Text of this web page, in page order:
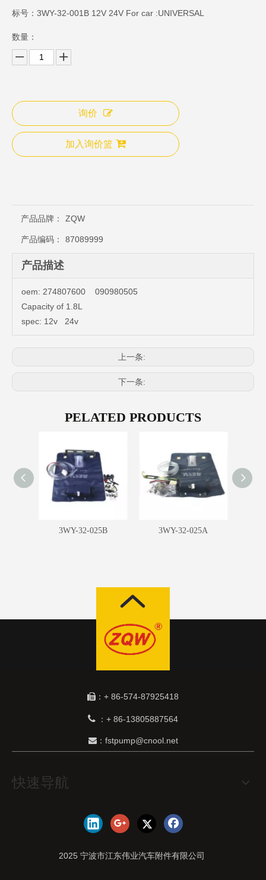
标号：3WY-32-001B 12V 24V For car :UNIVERSAL
数量：
询价
加入询价篮
产品品牌： ZQW
产品编码： 87089999
产品描述
oem: 274807600 090980505
Capacity of 1.8L
spec: 12v 24v
上一条:
下一条:
PELATED PRODUCTS
3WY-32-025B 3WY-32-025A
 ：+ 86-574-87925418
 ： + 86-13805887564
：fstpump@cnool.net
快速导航
2025 宁波市江东伟业汽车附件有限公司